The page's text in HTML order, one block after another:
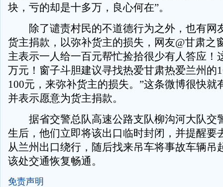
块，亏的却是十多万，良心何在”。
除了谴责村民的不道德行为之外，也有网
货主捐款，以弥补货主的损失，网友@甘肃之
主表示一人给一百元帮忙捡拾很少有人答应！
万元！窗子斗胆建议寻找热爱甘肃热爱兰州的
100元，来弥补货主的损失。”这条微博很快就
并表示愿意为货主捐款。
据省交警总队高速公路支队柳沟河大队交
生后，他们立即将该出口临时封闭，并提醒要
从兰州出口绕行，随后找来吊车将事故车辆吊
该处交通恢复畅通。
免责声明